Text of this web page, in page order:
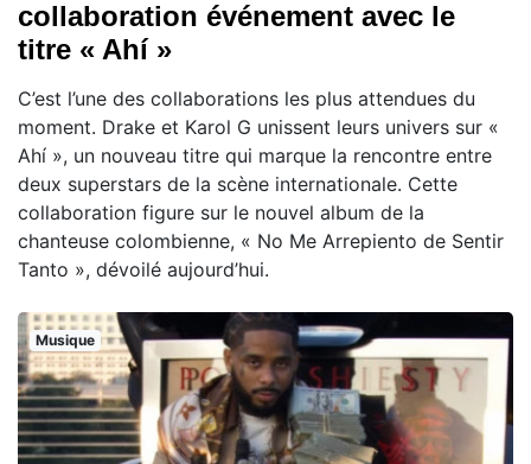
collaboration événement avec le
titre « Ahí »
C’est l’une des collaborations les plus attendues du
moment. Drake et Karol G unissent leurs univers sur «
Ahí », un nouveau titre qui marque la rencontre entre
deux superstars de la scène internationale. Cette
collaboration figure sur le nouvel album de la
chanteuse colombienne, « No Me Arrepiento de Sentir
Tanto », dévoilé aujourd’hui.
Musique